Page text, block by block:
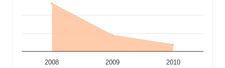
2008 2009 2010